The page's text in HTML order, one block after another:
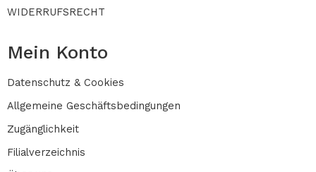
WIDERRUFSRECHT
Mein Konto
Datenschutz & Cookies
Allgemeine Geschäftsbedingungen
Zugänglichkeit
Filialverzeichnis